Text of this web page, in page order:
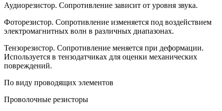
Аудиорезистор. Сопротивление зависит от уровня звука.
Фоторезистор. Сопротивление изменяется под воздействием
электромагнитных волн в различных диапазонах.
Тензорезистор. Сопротивление меняется при деформации.
Используется в тензодатчиках для оценки механических
повреждений.
По виду проводящих элементов
Проволочные резисторы